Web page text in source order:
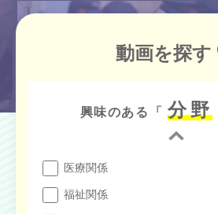
動画を探す
興味のある「 分野
医療関係
福祉関係